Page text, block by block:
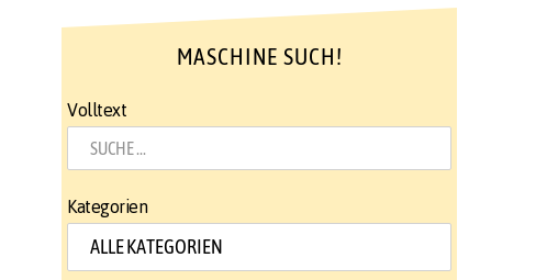
MASCHINE SUCH!
Volltext
Kategorien